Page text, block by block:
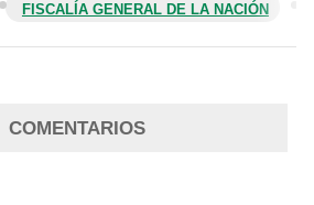
FISCALÍA GENERAL DE LA NACIÓN
COMENTARIOS